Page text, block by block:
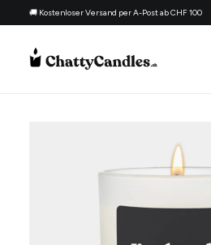
🚚 Kostenloser Versand per A-Post ab CHF 100
Candle Refill